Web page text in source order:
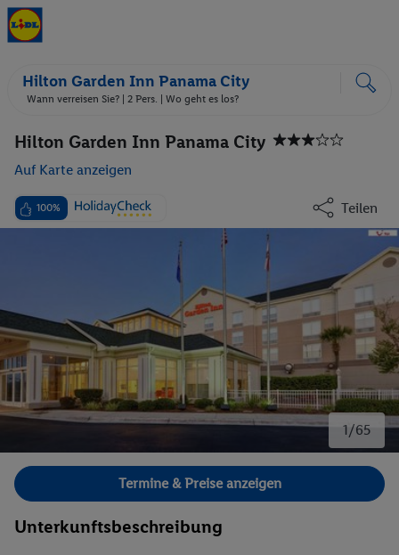
Hilton Garden Inn Panama City
Wann verreisen Sie? | 2 Pers. | Wo geht es los?
Hilton Garden Inn Panama City
Auf Karte anzeigen
100% Teilen
1/65
Bild 1 von 65.
Termine & Preise anzeigen
Unterkunftsbeschreibung